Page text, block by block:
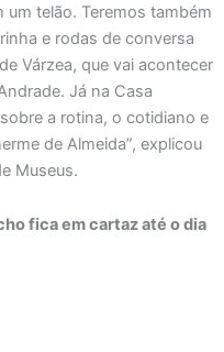
telão. Teremos também
e rodas de conversa
Várzea, que vai acontecer
Já na Casa
a rotina, o cotidiano e
de Almeida”, explicou
Museus.
fica em cartaz até o dia